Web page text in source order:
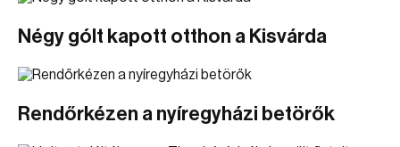
Négy gólt kapott otthon a Kisvárda
Rendőrkézen a nyíregyházi betörők